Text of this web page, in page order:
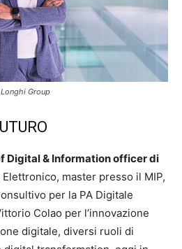
Longhi Group
Digital & Information officer di
master presso il MIP,
per la PA Digitale
Colao per l’innovazione
digitale, diversi ruoli di